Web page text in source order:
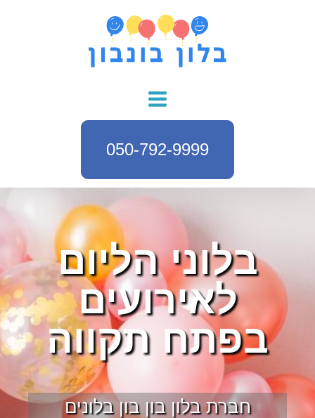
050-792-9999
בלוני הליום
לאירועים
בפתח תקווה
חברת בלון בון בון בלונים